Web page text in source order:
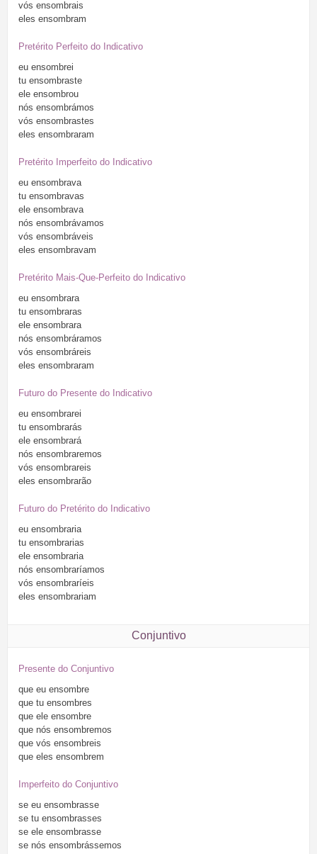
vós ensombrais
eles ensombram
Pretérito Perfeito do Indicativo
eu ensombrei
tu ensombraste
ele ensombrou
nós ensombrámos
vós ensombrastes
eles ensombraram
Pretérito Imperfeito do Indicativo
eu ensombrava
tu ensombravas
ele ensombrava
nós ensombrávamos
vós ensombráveis
eles ensombravam
Pretérito Mais-Que-Perfeito do Indicativo
eu ensombrara
tu ensombraras
ele ensombrara
nós ensombráramos
vós ensombráreis
eles ensombraram
Futuro do Presente do Indicativo
eu ensombrarei
tu ensombrarás
ele ensombrará
nós ensombraremos
vós ensombrareis
eles ensombrarão
Futuro do Pretérito do Indicativo
eu ensombraria
tu ensombrarias
ele ensombraria
nós ensombraríamos
vós ensombraríeis
eles ensombrariam
Conjuntivo
Presente do Conjuntivo
que eu ensombre
que tu ensombres
que ele ensombre
que nós ensombremos
que vós ensombreis
que eles ensombrem
Imperfeito do Conjuntivo
se eu ensombrasse
se tu ensombrasses
se ele ensombrasse
se nós ensombrássemos